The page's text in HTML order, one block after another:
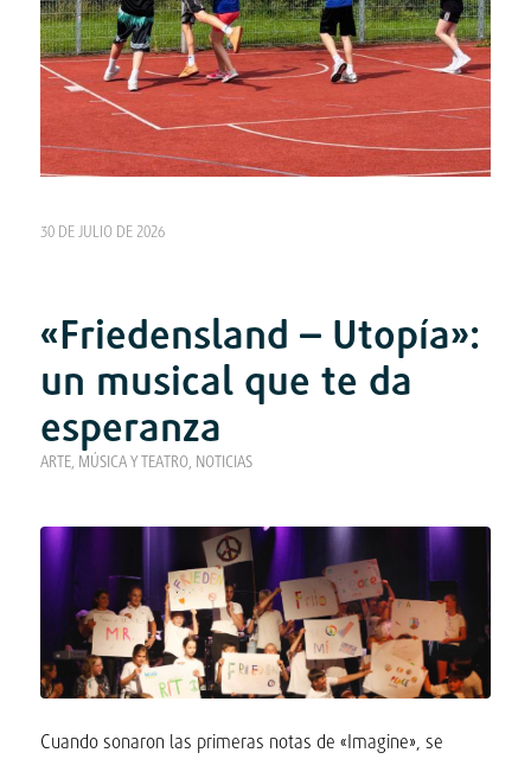
30 DE JULIO DE 2026
«Friedensland – Utopía»:
un musical que te da
esperanza
ARTE, MÚSICA Y TEATRO, NOTICIAS
Cuando sonaron las primeras notas de «Imagine», se